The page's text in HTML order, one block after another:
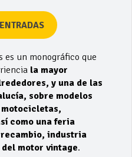
es un monográfico que
la mayor
y una de las
sobre modelos
como una feria
industria
motor vintage.